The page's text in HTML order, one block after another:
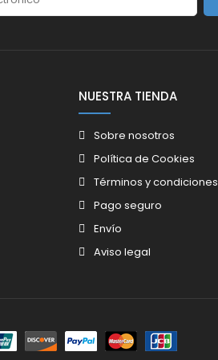
NUESTRA TIENDA
Sobre nosotros
Política de Cookies
Términos y condiciones
Pago seguro
Envío
Aviso legal